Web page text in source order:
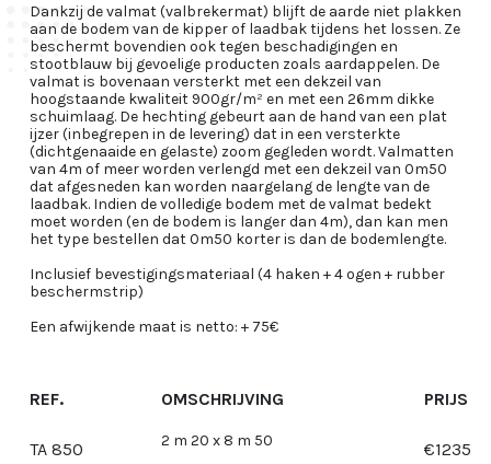
Dankzij de valmat (valbrekermat) blijft de aarde niet plakken
aan de bodem van de kipper of laadbak tijdens het lossen. Ze
beschermt bovendien ook tegen beschadigingen en
stootblauw bij gevoelige producten zoals aardappelen. De
valmat is bovenaan versterkt met een dekzeil van
hoogstaande kwaliteit 900gr/m² en met een 26mm dikke
schuimlaag. De hechting gebeurt aan de hand van een plat
ijzer (inbegrepen in de levering) dat in een versterkte
(dichtgenaaide en gelaste) zoom gegleden wordt. Valmatten
van 4m of meer worden verlengd met een dekzeil van 0m50
dat afgesneden kan worden naargelang de lengte van de
laadbak. Indien de volledige bodem met de valmat bedekt
moet worden (en de bodem is langer dan 4m), dan kan men
het type bestellen dat 0m50 korter is dan de bodemlengte.
Inclusief bevestigingsmateriaal (4 haken + 4 ogen + rubber
beschermstrip)
Een afwijkende maat is netto: + 75€
REF. OMSCHRIJVING PRIJS
TA 850 2 m 20 x 8 m 50 €1235